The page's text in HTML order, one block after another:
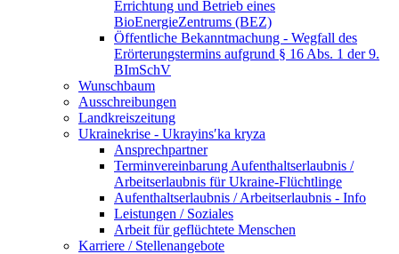
Errichtung und Betrieb eines
BioEnergieZentrums (BEZ)
Öffentliche Bekanntmachung - Wegfall des
Erörterungstermins aufgrund § 16 Abs. 1 der 9.
BImSchV
Wunschbaum
Ausschreibungen
Landkreiszeitung
Ukrainekrise - Ukrayinsʹka kryza
Ansprechpartner
Terminvereinbarung Aufenthaltserlaubnis /
Arbeitserlaubnis für Ukraine-Flüchtlinge
Aufenthaltserlaubnis / Arbeitserlaubnis - Info
Leistungen / Soziales
Arbeit für geflüchtete Menschen
Karriere / Stellenangebote